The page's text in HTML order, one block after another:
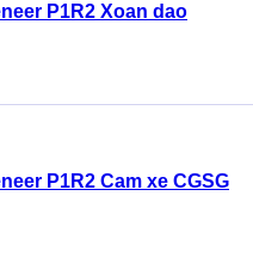
P1R2 Xoan dao
P1R2 Cam xe CGSG